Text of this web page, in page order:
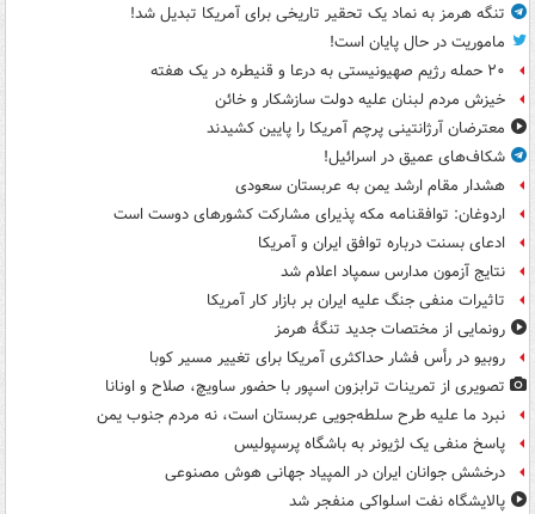
تنگه هرمز به نماد یک تحقیر تاریخی برای آمریکا تبدیل شد!
ماموریت در حال پایان است!
۲۰ حمله رژیم صهیونیستی به درعا و قنیطره در یک هفته
خیزش مردم لبنان علیه دولت سازشکار و خائن
معترضان آرژانتینی پرچم آمریکا را پایین کشیدند
شکاف‌های عمیق در اسرائیل!
هشدار مقام ارشد یمن به عربستان سعودی
اردوغان: توافقنامه مکه پذیرای مشارکت کشورهای دوست است
ادعای بسنت درباره توافق ایران و آمریکا
نتایج آزمون مدارس سمپاد اعلام شد
تاثیرات منفی جنگ علیه ایران بر بازار کار آمریکا
رونمایی از مختصات جدید تنگۀ هرمز
روبیو در رأس فشار حداکثری آمریکا برای تغییر مسیر کوبا
تصویری از تمرینات ترابزون اسپور با حضور ساویچ، صلاح و اونانا
نبرد ما علیه طرح سلطه‌جویی عربستان است، نه مردم جنوب یمن
پاسخ منفی یک لژیونر به باشگاه پرسپولیس
درخشش جوانان ایران در المپیاد جهانی هوش مصنوعی
پالایشگاه نفت اسلواکی منفجر شد